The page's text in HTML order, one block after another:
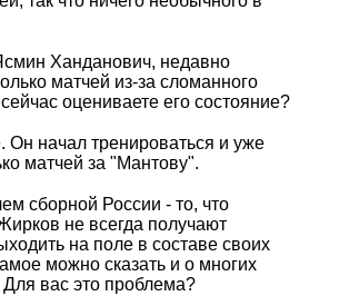
Ханданович, недавно
матчей из-за сломанного
оцениваете его состояние?
Он начал тренироваться и уже
матчей за "Мантову".
сборной России - то, что
не всегда получают
на поле в составе своих
можно сказать и о многих
вас это проблема?